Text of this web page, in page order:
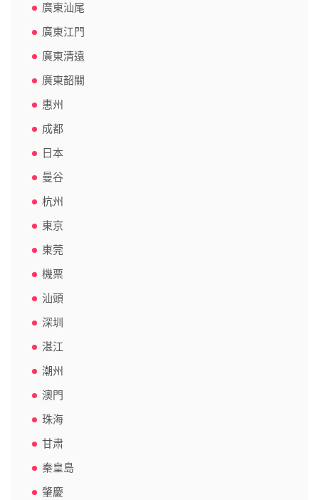
廣東汕尾
廣東江門
廣東清遠
廣東韶關
惠州
成都
日本
曼谷
杭州
東京
東莞
機票
汕頭
深圳
湛江
潮州
澳門
珠海
甘肃
秦皇島
肇慶